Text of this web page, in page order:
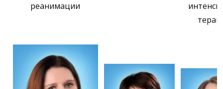
реанимации